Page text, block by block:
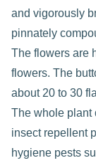
and vigorously
pinnately
The flowers are
flowers. The
about 20 to 30
The whole plant
insect repellent
hygiene pests